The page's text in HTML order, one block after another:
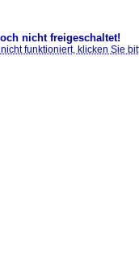
nicht freigeschaltet!
funktioniert, klicken Sie